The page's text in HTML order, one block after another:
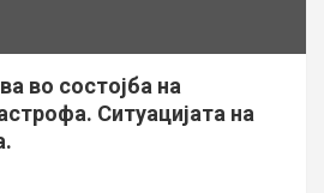
во состојба на
Ситуацијата на